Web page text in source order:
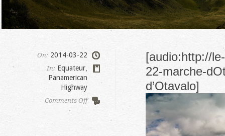
On: 2014-03-22
In: Equateur
Panamerican
Highway
Comments Offon
[audio:http://
22-marche-
d’Otavalo]